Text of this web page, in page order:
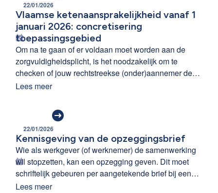
22/01/2026
Vlaamse ketenaansprakelijkheid vanaf 1
januari 2026: concretisering
toepassingsgebied
Om na te gaan of er voldaan moet worden aan de
zorgvuldigheidsplicht, is het noodzakelijk om te
checken of jouw rechtstreekse (onder)aannemer deel
uitmaakt van een risicosector. Het besluit over de
Belgisch Staatsblad.
Lees meer
22/01/2026
Kennisgeving van de opzeggingsbrief
Wie als werkgever (of werknemer) de samenwerking
wil stopzetten, kan een opzegging geven. Dit moet
schriftelijk gebeuren per aangetekende brief bij een
ontslag door de werkgever. Graag brengen wij de
Lees meer